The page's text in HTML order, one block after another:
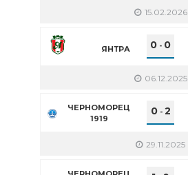
15.02.2026
ЯНТРА 0 - 0
06.12.2025
ЧЕРНОМОРЕЦ
1919
0- 2
29.11.2025